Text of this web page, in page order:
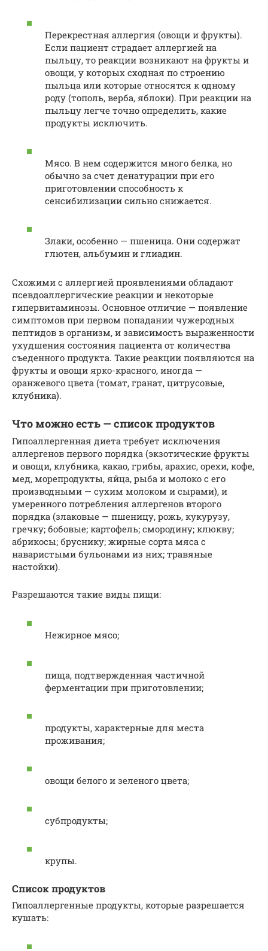
Перекрестная аллергия (овощи и фрукты).
Если пациент страдает аллергией на
пыльцу, то реакции возникают на фрукты и
овощи, у которых сходная по строению
пыльца или которые относятся к одному
роду (тополь, верба, яблоки). При реакции на
пыльцу легче точно определить, какие
продукты исключить.
Мясо. В нем содержится много белка, но
обычно за счет денатурации при его
приготовлении способность к
сенсибилизации сильно снижается.
Злаки, особенно — пшеница. Они содержат
глютен, альбумин и глиадин.
Схожими с аллергией проявлениями обладают
псевдоаллергические реакции и некоторые
гипервитаминозы. Основное отличие — появление
симптомов при первом попадании чужеродных
пептидов в организм, и зависимость выраженности
ухудшения состояния пациента от количества
съеденного продукта. Такие реакции появляются на
фрукты и овощи ярко-красного, иногда —
оранжевого цвета (томат, гранат, цитрусовые,
клубника).
Что можно есть — список продуктов
Гипоаллергенная диета требует исключения
аллергенов первого порядка (экзотические фрукты
и овощи, клубника, какао, грибы, арахис, орехи, кофе,
мед, морепродукты, яйца, рыба и молоко с его
производными — сухим молоком и сырами), и
умеренного потребления аллергенов второго
порядка (злаковые — пшеницу, рожь, кукурузу,
гречку; бобовые; картофель; смородину; клюкву;
абрикосы; бруснику; жирные сорта мяса с
наваристыми бульонами из них; травяные
настойки).
Разрешаются такие виды пищи:
Нежирное мясо;
пища, подтвержденная частичной
ферментации при приготовлении;
продукты, характерные для места
проживания;
овощи белого и зеленого цвета;
субпродукты;
крупы.
Список продуктов
Гипоаллергенные продукты, которые разрешается
кушать: